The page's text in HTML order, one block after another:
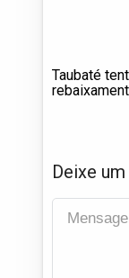
Taubaté
Deixe